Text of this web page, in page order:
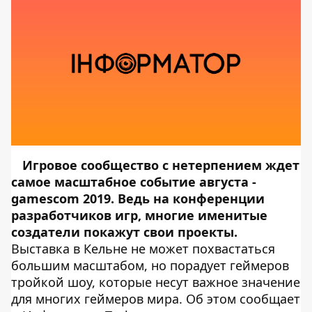
Игровое сообщество с нетерпением ждет
самое масштабное событие августа -
gamescom 2019. Ведь на конференции
разработчиков игр, многие именитые
создатели покажут свои проекты.
Выставка в Кельне не может похвастаться
большим масштабом, но порадует геймеров
тройкой шоу, которые несут важное значение
для многих геймеров мира. Об этом сообщает